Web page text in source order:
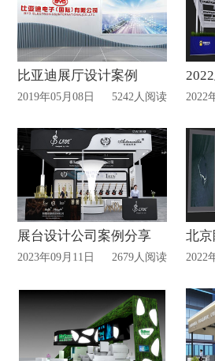
比亚迪展厅设计案例
2019年05月08日 5242人阅读 2022
展台设计公司案例分享
2023年09月11日 2679人阅读 2022